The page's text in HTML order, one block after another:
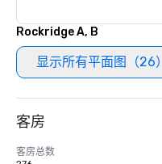
Rockridge A, B
显示所有平面图（26）
客房
客房总数